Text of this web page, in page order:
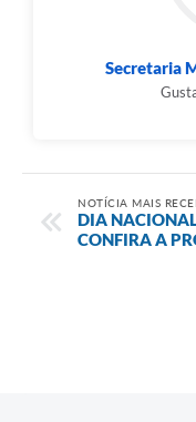
Secretaria
NOTÍCIA MAIS
DIA
CONFIRA A